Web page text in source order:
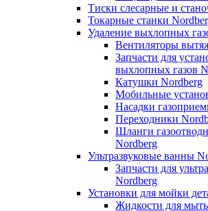
Тиски слесарные и
Токарные станки
Удаление выхлопных
Вентиляторы
Запчасти для
выхлопных газов
Катушки Nordberg
Мобильные
Насадки
Переходники
Шланги
Nordberg
Ультразвуковые ванны
Запчасти для
Nordberg
Установки для мойки
Жидкости для